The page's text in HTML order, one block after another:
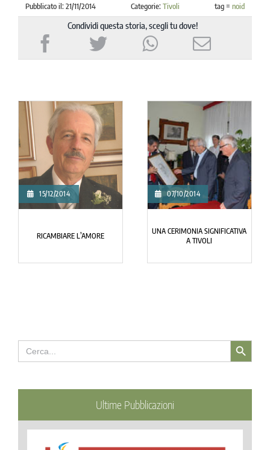
Pubblicato il: 21/11/2014 Categorie:Tivoli tag = noid
Condividi questa storia, scegli tu dove!
15/12/2014
RICAMBIARE L’AMORE
07/10/2014
UNA CERIMONIA SIGNIFICATIVA
A TIVOLI
Search
for:
Search Button
Ultime Pubblicazioni